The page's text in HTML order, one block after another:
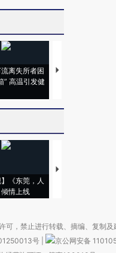
离失所者困
” 高温引发健
视线｜HYROX的
】《东莞，人
情上线
【推广】走进第四
，禁止进行转载、摘编、复制及
号
京公网安备